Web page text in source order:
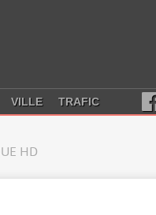
VILLE TRAFIC
HD